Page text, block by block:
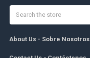
About Us - Sobre Nosotros